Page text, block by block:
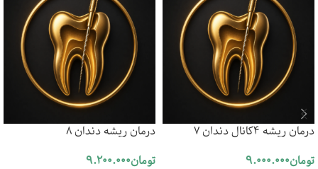
درمان ریشه 4کانال دندان 7
تومان9.000.000
درمان ریشه دندان 8
تومان9.200.000